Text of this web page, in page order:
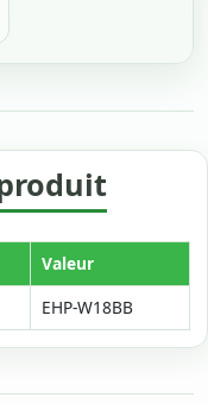
Valeur
EHP-W18BB